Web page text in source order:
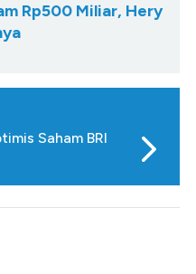
Rp500 Miliar, Hery
Saham BRI